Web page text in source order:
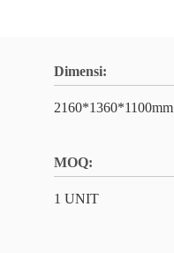
Dimensi:
2160*1360*1100mm
MOQ:
1 UNIT